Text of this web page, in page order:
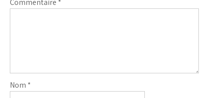
Commentaire *
Nom *